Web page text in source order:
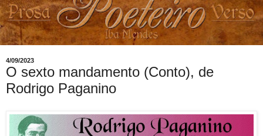
4/09/2023
O sexto mandamento (Conto), de
Rodrigo Paganino